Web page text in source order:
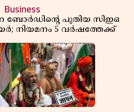
Business
ബോർഡിൻ്റെ പുതിയ സിഇഒ
നിയമനം 5 വർഷത്തേക്ക്